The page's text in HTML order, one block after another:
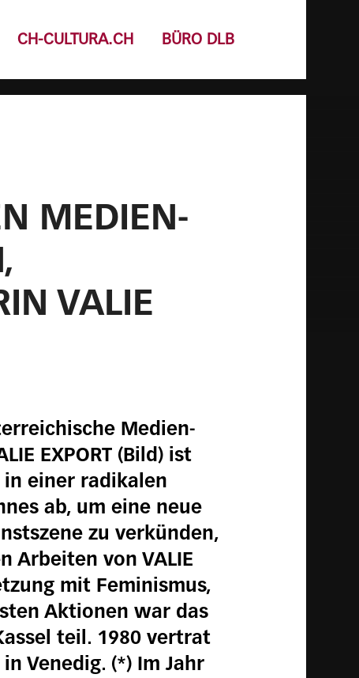
CH-CULTURA.CH BÜRO DLB
MEDIEN-
VALIE
Medien-
EXPORT (Bild) ist
in einer radikalen
ab, um eine neue
zu verkünden,
Arbeiten von VALIE
mit Feminismus,
Aktionen war das
teil. 1980 vertrat
Venedig. (*) Im Jahr